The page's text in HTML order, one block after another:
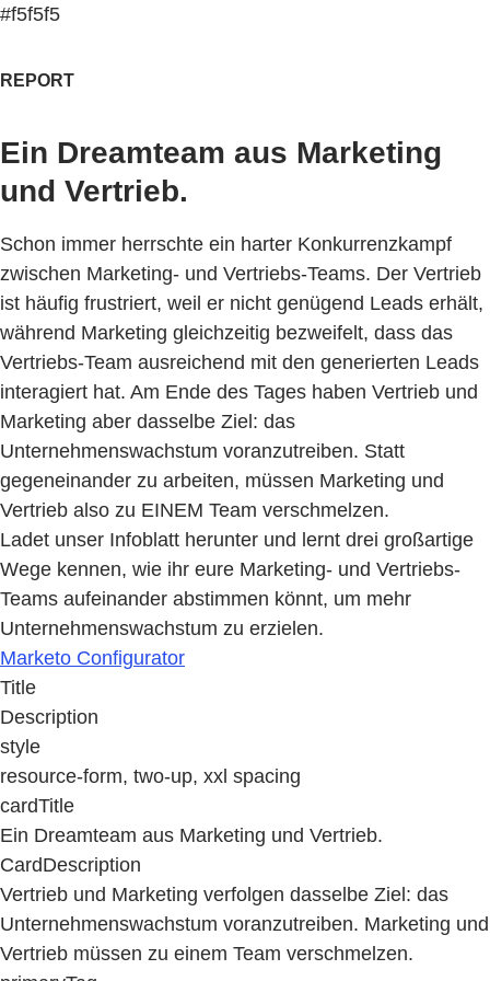
#f5f5f5
REPORT
Ein Dreamteam aus Marketing
und Vertrieb.
Schon immer herrschte ein harter Konkurrenzkampf
zwischen Marketing- und Vertriebs-Teams. Der Vertrieb
ist häufig frustriert, weil er nicht genügend Leads erhält,
während Marketing gleichzeitig bezweifelt, dass das
Vertriebs-Team ausreichend mit den generierten Leads
interagiert hat. Am Ende des Tages haben Vertrieb und
Marketing aber dasselbe Ziel: das
Unternehmenswachstum voranzutreiben. Statt
gegeneinander zu arbeiten, müssen Marketing und
Vertrieb also zu EINEM Team verschmelzen.
Ladet unser Infoblatt herunter und lernt drei großartige
Wege kennen, wie ihr eure Marketing- und Vertriebs-
Teams aufeinander abstimmen könnt, um mehr
Unternehmenswachstum zu erzielen.
Marketo Configurator
Title
Description
style
resource-form, two-up, xxl spacing
cardTitle
Ein Dreamteam aus Marketing und Vertrieb.
CardDescription
Vertrieb und Marketing verfolgen dasselbe Ziel: das
Unternehmenswachstum voranzutreiben. Marketing und
Vertrieb müssen zu einem Team verschmelzen.